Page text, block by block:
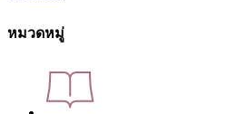
หมวดหมู่